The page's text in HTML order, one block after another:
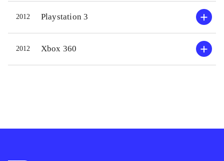
2012 Playstation 3
2012 Xbox 360